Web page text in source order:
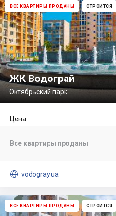
ВСЕ КВАРТИРЫ ПРОДАНЫ СТРОИТСЯ
ЖК Водограй
Октябрьский парк
Цена
Все квартиры проданы
 vodogray.ua
ВСЕ КВАРТИРЫ ПРОДАНЫ СТРОИТСЯ